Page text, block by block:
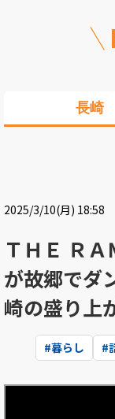
長崎
2025/3/10(月) 18:58
ＴＨＥ Ｒ
が故郷でダ
崎の盛り上
#暮らし #